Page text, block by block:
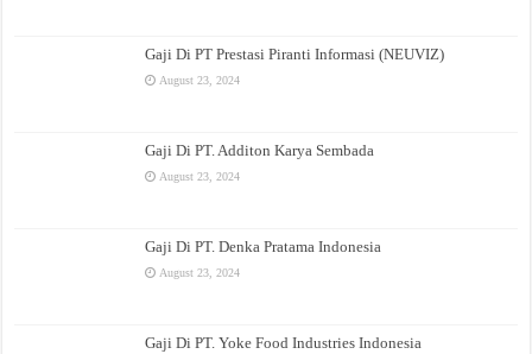
Gaji Di PT Prestasi Piranti Informasi (NEUVIZ)
August 23, 2024
Gaji Di PT. Additon Karya Sembada
August 23, 2024
Gaji Di PT. Denka Pratama Indonesia
August 23, 2024
Gaji Di PT. Yoke Food Industries Indonesia